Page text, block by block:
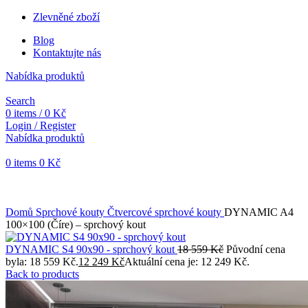
Zlevněné zboží
Blog
Kontaktujte nás
Nabídka produktů
Search
0 items / 0 Kč
Login / Register
Nabídka produktů
0 items 0 Kč
Domů Sprchové kouty Čtvercové sprchové kouty DYNAMIC A4
100×100 (Číre) – sprchový kout
DYNAMIC S4 90x90 - sprchový kout 18 559Kč Původní cena
byla: 18 559 Kč.12 249 KčAktuální cena je: 12 249 Kč.
Back to products